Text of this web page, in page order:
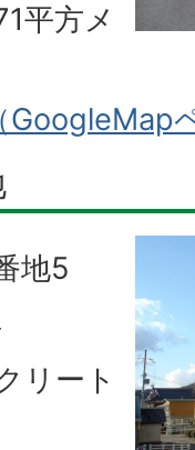
方メ
GoogleMap
地5
ート